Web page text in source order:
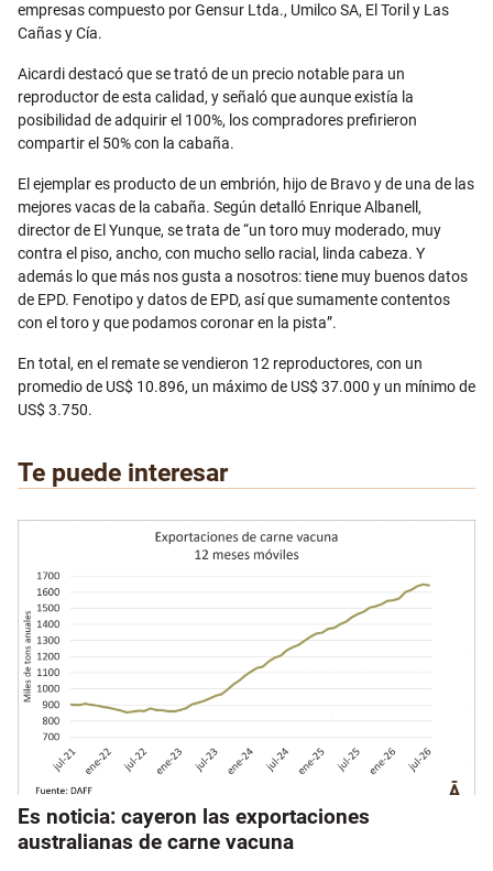
empresas compuesto por Gensur Ltda., Umilco SA, El Toril y Las
Cañas y Cía.
Aicardi destacó que se trató de un precio notable para un
reproductor de esta calidad, y señaló que aunque existía la
posibilidad de adquirir el 100%, los compradores prefirieron
compartir el 50% con la cabaña.
El ejemplar es producto de un embrión, hijo de Bravo y de una de las
mejores vacas de la cabaña. Según detalló Enrique Albanell,
director de El Yunque, se trata de “un toro muy moderado, muy
contra el piso, ancho, con mucho sello racial, linda cabeza. Y
además lo que más nos gusta a nosotros: tiene muy buenos datos
de EPD. Fenotipo y datos de EPD, así que sumamente contentos
con el toro y que podamos coronar en la pista”.
En total, en el remate se vendieron 12 reproductores, con un
promedio de US$ 10.896, un máximo de US$ 37.000 y un mínimo de
US$ 3.750.
Te puede interesar
Es noticia: cayeron las exportaciones
australianas de carne vacuna